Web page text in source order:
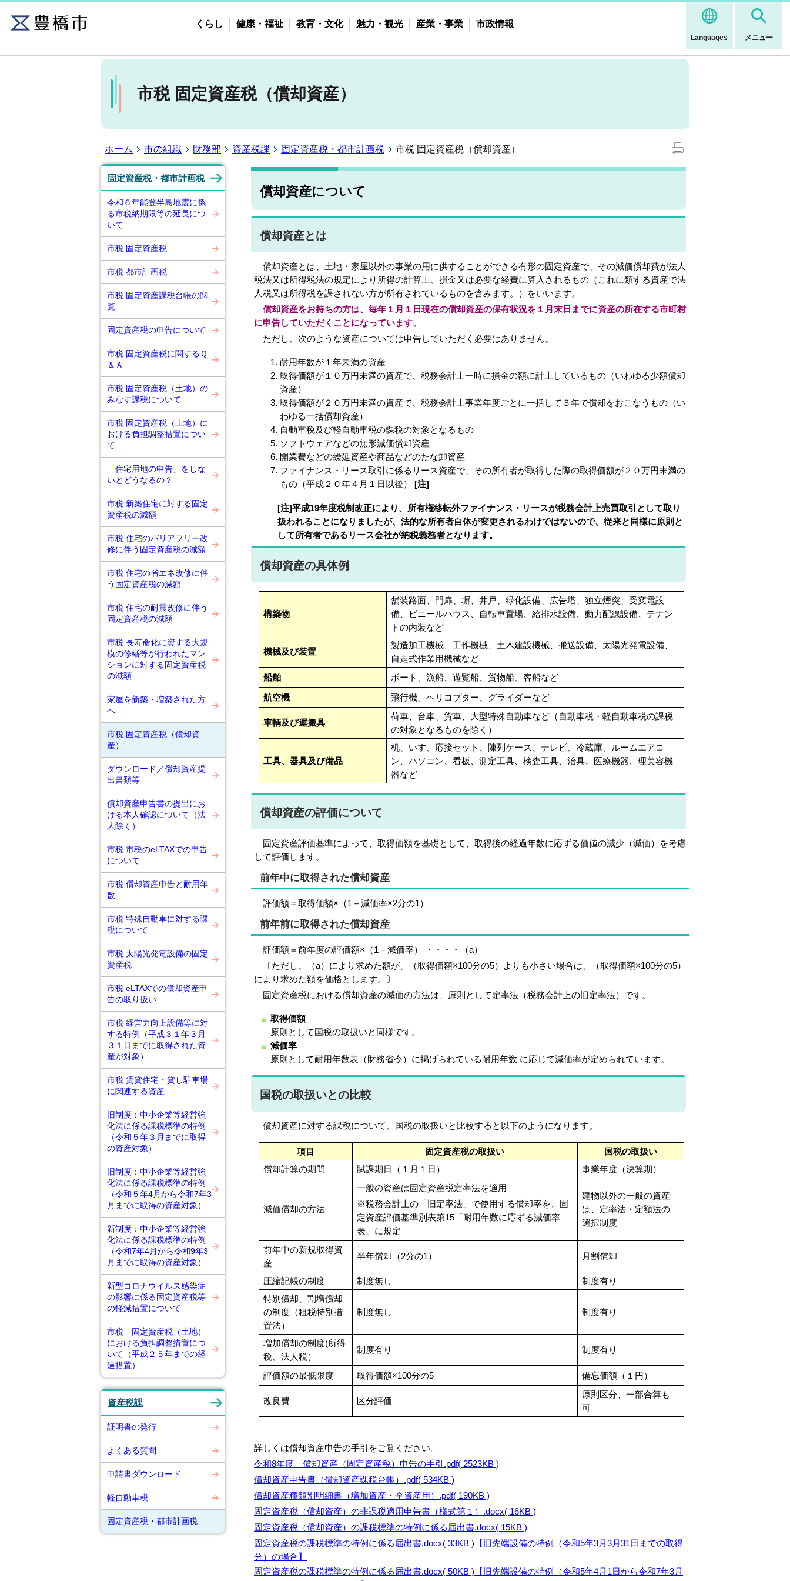
Languages メニュー
くらし 健康・福祉 教育・文化 魅力・観光 産業・事業 市政情報
市税 固定資産税（償却資産）
ホーム 市の組織 財務部 資産税課 固定資産税・都市計画税 市税 固定資産税（償却資産）
固定資産税・都市計画税
令和６年能登半島地震に係
る市税納期限等の延長につ
いて
市税 固定資産税
市税 都市計画税
市税 固定資産課税台帳の閲
覧
固定資産税の申告について
市税 固定資産税に関するＱ
＆Ａ
市税 固定資産税（土地）の
みなす課税について
市税 固定資産税（土地）に
おける負担調整措置につい
て
「住宅用地の申告」をしな
いとどうなるの？
市税 新築住宅に対する固定
資産税の減額
市税 住宅のバリアフリー改
修に伴う固定資産税の減額
市税 住宅の省エネ改修に伴
う固定資産税の減額
市税 住宅の耐震改修に伴う
固定資産税の減額
市税 長寿命化に資する大規
模の修繕等が行われたマン
ションに対する固定資産税
の減額
家屋を新築・増築された方
へ
市税 固定資産税（償却資
産）
ダウンロード／償却資産提
出書類等
償却資産申告書の提出にお
ける本人確認について（法
人除く）
市税 市税のeLTAXでの申告
について
市税 償却資産申告と耐用年
数
市税 特殊自動車に対する課
税について
市税 太陽光発電設備の固定
資産税
市税 eLTAXでの償却資産申
告の取り扱い
市税 経営力向上設備等に対
する特例（平成３１年３月
３１日までに取得された資
産が対象）
市税 賃貸住宅・貸し駐車場
に関連する資産
旧制度：中小企業等経営強
化法に係る課税標準の特例
（令和５年３月までに取得
の資産対象）
旧制度：中小企業等経営強
化法に係る課税標準の特例
（令和５年4月から令和7年3
月までに取得の資産対象）
新制度：中小企業等経営強
化法に係る課税標準の特例
（令和7年4月から令和9年3
月までに取得の資産対象）
新型コロナウイルス感染症
の影響に係る固定資産税等
の軽減措置について
市税 固定資産税（土地）
における負担調整措置につ
いて（平成２５年までの経
過措置）
資産税課
証明書の発行
よくある質問
申請書ダウンロード
軽自動車税
固定資産税・都市計画税
償却資産について
償却資産とは
償却資産とは、土地・家屋以外の事業の用に供することができる有形の固定資産で、その減価償却費が法人
税法又は所得税法の規定により所得の計算上、損金又は必要な経費に算入されるもの（これに類する資産で法
人税又は所得税を課されない方が所有されているものを含みます。）をいいます。
償却資産をお持ちの方は、毎年１月１日現在の償却資産の保有状況を１月末日までに資産の所在する市町村
に申告していただくことになっています。
ただし、次のような資産については申告していただく必要はありません。
耐用年数が１年未満の資産
取得価額が１０万円未満の資産で、税務会計上一時に損金の額に計上しているもの（いわゆる少額償却
資産）
取得価額が２０万円未満の資産で、税務会計上事業年度ごとに一括して３年で償却をおこなうもの（い
わゆる一括償却資産）
自動車税及び軽自動車税の課税の対象となるもの
ソフトウェアなどの無形減価償却資産
開業費などの繰延資産や商品などのたな卸資産
ファイナンス・リース取引に係るリース資産で、その所有者が取得した際の取得価額が２０万円未満の
もの（平成２０年４月１日以後）
[注]
[注]平成19年度税制改正により、所有権移転外ファイナンス・リースが税務会計上売買取引として取り
扱われることになりましたが、法的な所有者自体が変更されるわけではないので、従来と同様に原則と
して所有者であるリース会社が納税義務者となります。
償却資産の具体例
構築物
舗装路面、門扉、塀、井戸、緑化設備、広告塔、独立煙突、受変電設
備、ビニールハウス、自転車置場、給排水設備、動力配線設備、テナン
トの内装など
機械及び装置
製造加工機械、工作機械、土木建設機械、搬送設備、太陽光発電設備、
自走式作業用機械など
船舶
ボート、漁船、遊覧船、貨物船、客船など
航空機
飛行機、ヘリコプター、グライダーなど
車輌及び運搬具
荷車、台車、貨車、大型特殊自動車など（自動車税・軽自動車税の課税
の対象となるものを除く）
工具、器具及び備品
机、いす、応接セット、陳列ケース、テレビ、冷蔵庫、ルームエアコ
ン、パソコン、看板、測定工具、検査工具、治具、医療機器、理美容機
器など
償却資産の評価について
固定資産評価基準によって、取得価額を基礎として、取得後の経過年数に応ずる価値の減少（減価）を考慮
して評価します。
前年中に取得された償却資産
評価額＝取得価額×（1－減価率×2分の1）
前年前に取得された償却資産
評価額＝前年度の評価額×（1－減価率） ・・・・（a）
〔ただし、（a）により求めた額が、（取得価額×100分の5）よりも小さい場合は、（取得価額×100分の5）
により求めた額を価格とします。〕
固定資産税における償却資産の減価の方法は、原則として定率法（税務会計上の旧定率法）です。
取得価額
原則として国税の取扱いと同様です。
減価率
原則として耐用年数表（財務省令）に掲げられている耐用年数 に応じて減価率が定められています。
国税の取扱いとの比較
償却資産に対する課税について、国税の取扱いと比較すると以下のようになります。
項目 固定資産税の取扱い
国税の取扱い
償却計算の期間
賦課期日（１月１日） 事業年度（決算期）
減価償却の方法
一般の資産は固定資産税定率法を適用
※税務会計上の「旧定率法」で使用する償却率を、固
定資産評価基準別表第15「耐用年数に応ずる減価率
表」に規定
建物以外の一般の資産
は、定率法・定額法の
選択制度
前年中の新規取得資
産
半年償却（2分の1） 月割償却
圧縮記帳の制度 制度無し
制度有り
特別償却、割増償却
の制度（租税特別措
置法）
制度無し 制度有り
増加償却の制度(所得
税、法人税）
制度有り 制度有り
評価額の最低限度 取得価額×100分の5 備忘価額（１円）
改良費 区分評価
原則区分、一部合算も
可
詳しくは償却資産申告の手引をご覧ください。
令和8年度 償却資産（固定資産税）申告の手引.pdf( 2523KB )
償却資産申告書（償却資産課税台帳）.pdf( 534KB )
償却資産種類別明細書（増加資産・全資産用）.pdf( 190KB )
固定資産税（償却資産）の非課税適用申告書（様式第１）.docx( 16KB )
固定資産税（償却資産）の課税標準の特例に係る届出書.docx( 15KB )
固定資産税の課税標準の特例に係る届出書.docx( 33KB )【旧先端設備の特例（令和5年3月3月31日までの取得
分）の場合】
固定資産税の課税標準の特例に係る届出書.docx( 50KB )【旧先端設備の特例（令和5年4月1日から令和7年3月